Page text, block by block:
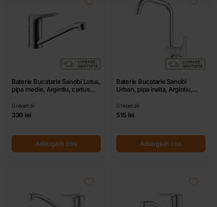
Baterie Bucatarie Sanobi Lotus,
pipa medie, Argintiu, cartus
0 recenzii
330 lei
Adauga in cos
Baterie Bucatarie Sanobi
Urban, pipa inalta, Argintiu,
0 recenzii
515 lei
Adauga in cos